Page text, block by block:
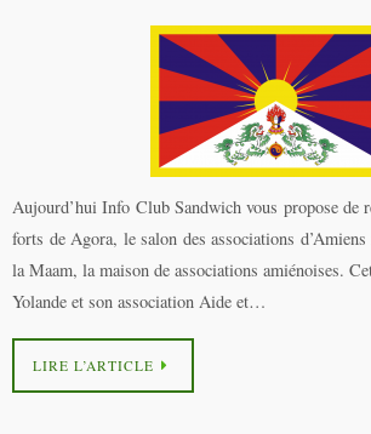
Aujourd’hui Info Club Sandwich vous propose de
forts de Agora, le salon des associations
la Maam, la maison de associations amiénoises.
Yolande et son association Aide et…
LIRE L’ARTICLE